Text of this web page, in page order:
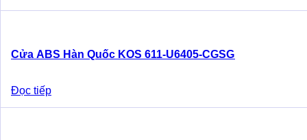
Cửa ABS Hàn Quốc KOS 611-U6405-CGSG
Đọc tiếp